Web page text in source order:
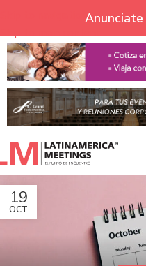
Skip to navigation
Skip to main content
19
OCT